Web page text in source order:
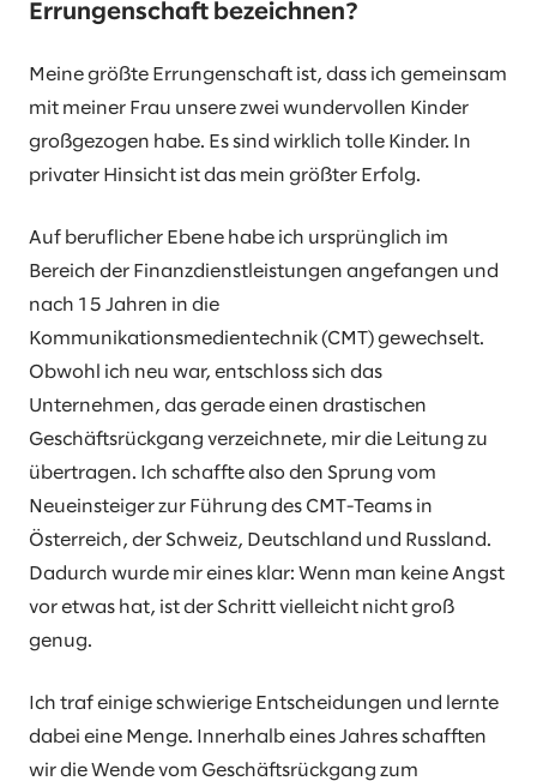
Errungenschaft bezeichnen?
Meine größte Errungenschaft ist, dass ich gemeinsam
mit meiner Frau unsere zwei wundervollen Kinder
großgezogen habe. Es sind wirklich tolle Kinder. In
privater Hinsicht ist das mein größter Erfolg.
Auf beruflicher Ebene habe ich ursprünglich im
Bereich der Finanzdienstleistungen angefangen und
nach 15 Jahren in die
Kommunikationsmedientechnik (CMT) gewechselt.
Obwohl ich neu war, entschloss sich das
Unternehmen, das gerade einen drastischen
Geschäftsrückgang verzeichnete, mir die Leitung zu
übertragen. Ich schaffte also den Sprung vom
Neueinsteiger zur Führung des CMT-Teams in
Österreich, der Schweiz, Deutschland und Russland.
Dadurch wurde mir eines klar: Wenn man keine Angst
vor etwas hat, ist der Schritt vielleicht nicht groß
genug.
Ich traf einige schwierige Entscheidungen und lernte
dabei eine Menge. Innerhalb eines Jahres schafften
wir die Wende vom Geschäftsrückgang zum